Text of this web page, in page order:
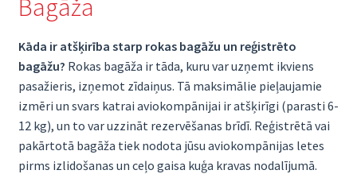
Bagāža
Kāda ir atšķirība starp rokas bagāžu un reģistrēto
bagāžu? Rokas bagāža ir tāda, kuru var uzņemt ikviens
pasažieris, izņemot zīdaiņus. Tā maksimālie pieļaujamie
izmēri un svars katrai aviokompānijai ir atšķirīgi (parasti 6-
12 kg), un to var uzzināt rezervēšanas brīdī. Reģistrētā vai
pakārtotā bagāža tiek nodota jūsu aviokompānijas letes
pirms izlidošanas un ceļo gaisa kuģa kravas nodalījumā.